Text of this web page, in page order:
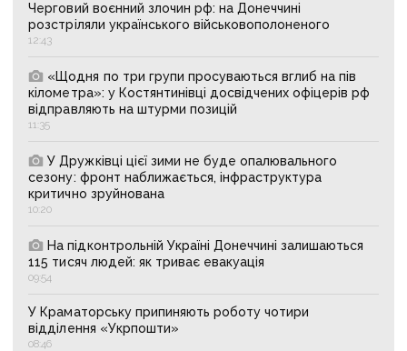
Черговий воєнний злочин рф: на Донеччині
розстріляли українського військовополоненого
12:43
«Щодня по три групи просуваються вглиб на пів
кілометра»: у Костянтинівці досвідчених офіцерів рф
відправляють на штурми позицій
11:35
У Дружківці цієї зими не буде опалювального
сезону: фронт наближається, інфраструктура
критично зруйнована
10:20
На підконтрольній Україні Донеччині залишаються
115 тисяч людей: як триває евакуація
09:54
У Краматорську припиняють роботу чотири
відділення «Укрпошти»
08:46